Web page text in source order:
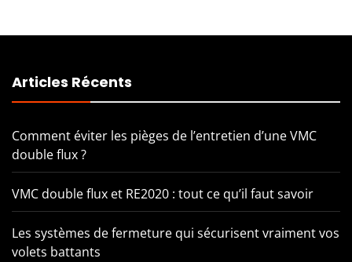
Articles Récents
Comment éviter les pièges de l’entretien d’une VMC
double flux ?
VMC double flux et RE2020 : tout ce qu’il faut savoir
Les systèmes de fermeture qui sécurisent vraiment vos
volets battants